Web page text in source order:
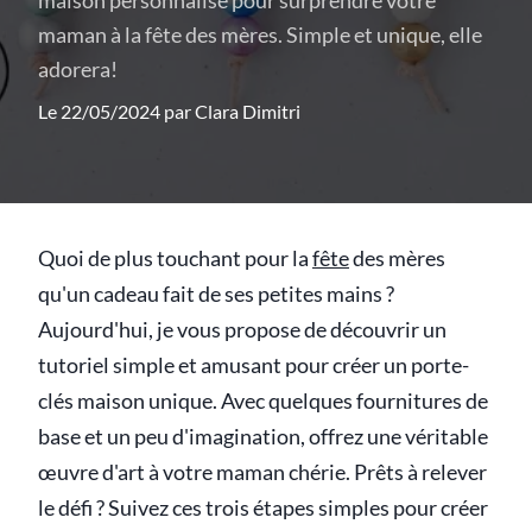
maman à la fête des mères. Simple et unique, elle
adorera!
Le 22/05/2024 parClara Dimitri
Quoi de plus touchant pour lafêtedes mères
qu'un cadeau fait de ses petites mains ?
Aujourd'hui, je vous propose de découvrir un
tutoriel simple et amusant pour créer un porte-
clés maison unique. Avec quelques fournitures de
base et un peu d'imagination, offrez une véritable
œuvre d'art à votre maman chérie. Prêts à relever
le défi ? Suivez ces trois étapes simples pour créer